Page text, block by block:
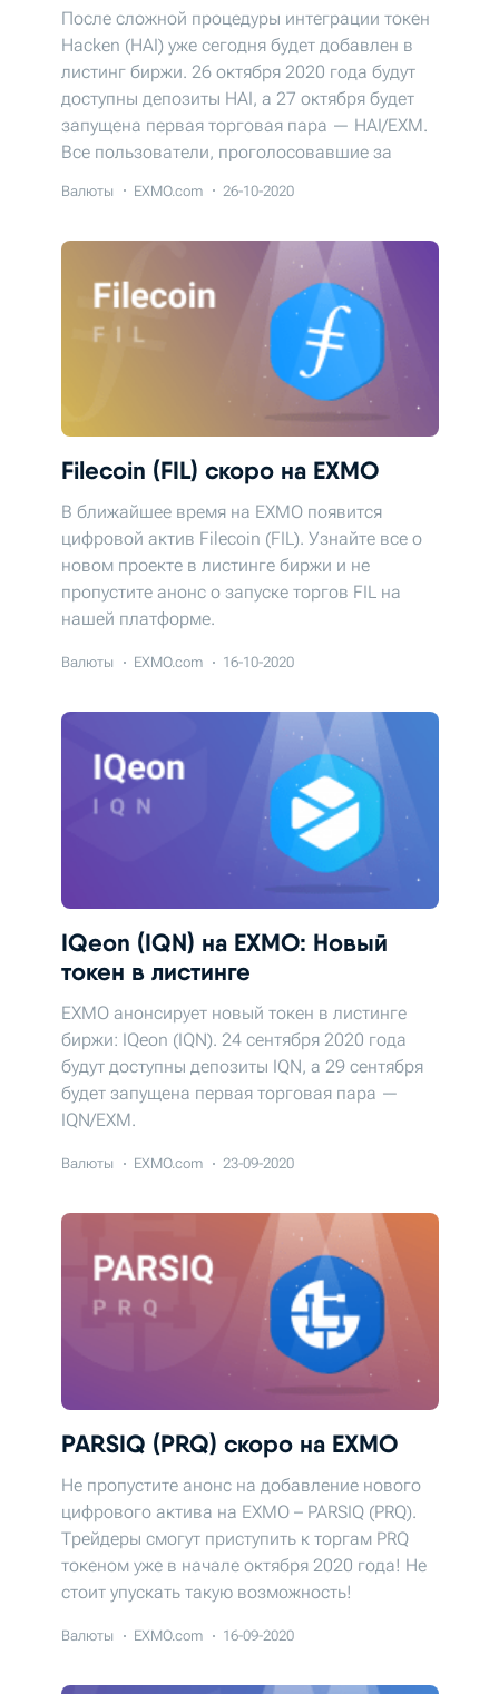
После сложной процедуры интеграции токен
Hacken (HAI) уже сегодня будет добавлен в
листинг биржи. 26 октября 2020 года будут
доступны депозиты HAI, а 27 октября будет
запущена первая торговая пара — HAI/EXM.
Все пользователи, проголосовавшие за
Валюты EXMO.com 26-10-2020
Filecoin (FIL) скоро на EXMO
В ближайшее время на EXMO появится
цифровой актив Filecoin (FIL). Узнайте все о
новом проекте в листинге биржи и не
пропустите анонс о запуске торгов FIL на
нашей платформе.
Валюты EXMO.com 16-10-2020
IQeon (IQN) на EXMO: Новый
токен в листинге
EXMO анонсирует новый токен в листинге
биржи: IQeon (IQN). 24 сентября 2020 года
будут доступны депозиты IQN, а 29 сентября
будет запущена первая торговая пара —
IQN/EXM.
Валюты EXMO.com 23-09-2020
PARSIQ (PRQ) скоро на EXMO
Не пропустите анонс на добавление нового
цифрового актива на EXMO – PARSIQ (PRQ).
Трейдеры смогут приступить к торгам PRQ
токеном уже в начале октября 2020 года! Не
стоит упускать такую возможность!
Валюты EXMO.com 16-09-2020